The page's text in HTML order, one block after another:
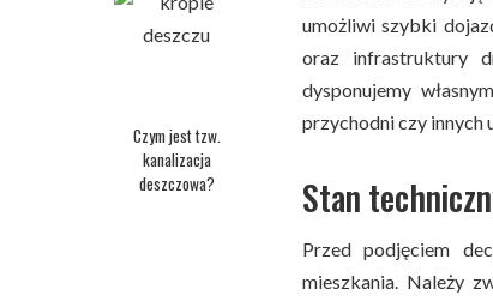
Czym jest tzw.
kanalizacja
deszczowa?
umożliwi szybki
oraz infrastruktury
dysponujemy
przychodni czy innych
Stan
Przed podjęciem
mieszkania. Należy